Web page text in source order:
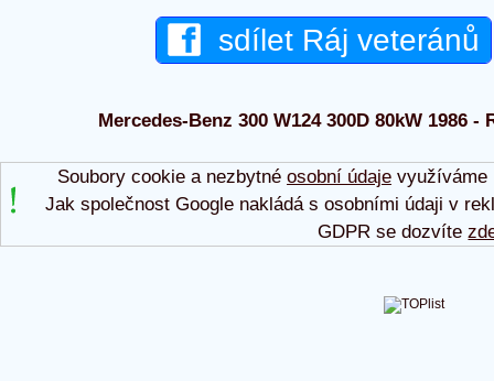
sdílet Ráj veteránů
Mercedes-Benz 300 W124 300D 80kW 1986
Soubory cookie a nezbytné osobní údajevyužíváme
Jak společnost Google nakládá s osobními údaji v
GDPR se dozvíte